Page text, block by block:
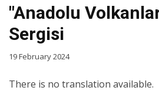
"Anadolu
Sergisi
19 February 2024
There is no translation available.